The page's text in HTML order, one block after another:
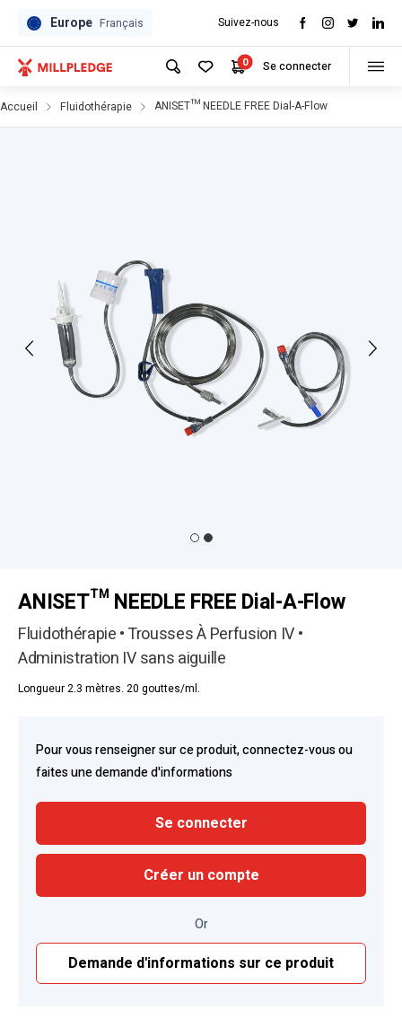
Europe Français Suivez-nous
0 Se connecter
Accueil Fluidothérapie ANISET™ NEEDLE FREE Dial-A-Flow
ANISET™ NEEDLE FREE Dial-A-Flow
Fluidothérapie • Trousses À Perfusion IV •
Administration IV sans aiguille
Longueur 2.3 mètres. 20 gouttes/ml.
Pour vous renseigner sur ce produit, connectez-vous ou
faites une demande d'informations
Se connecter
Créer un compte
Or
Demande d'informations sur ce produit